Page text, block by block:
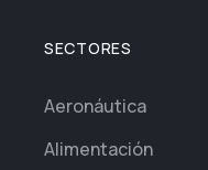
SECTORES
Aeronáutica
Alimentación